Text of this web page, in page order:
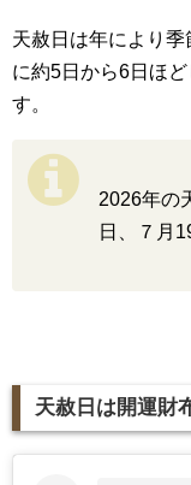
天赦日は年により
に約5日から6日ほ
す。
2026年の
日、７月
天赦日は開運財